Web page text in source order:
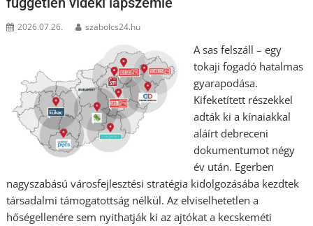
2026.07.26. szabolcs24.hu
A sas felszáll – egy
tokaji fogadó hatalmas
gyarapodása.
Kifeketített részekkel
adták ki a kínaiakkal
aláírt debreceni
dokumentumot négy
év után. Egerben
nagyszabású városfejlesztési stratégia kidolgozásába kezdtek
társadalmi támogatottság nélkül. Az elviselhetetlen a
hőségellenére sem nyithatják ki az ajtókat a kecskeméti